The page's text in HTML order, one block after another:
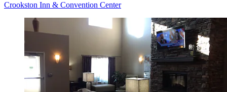
Crookston Inn & Convention Center